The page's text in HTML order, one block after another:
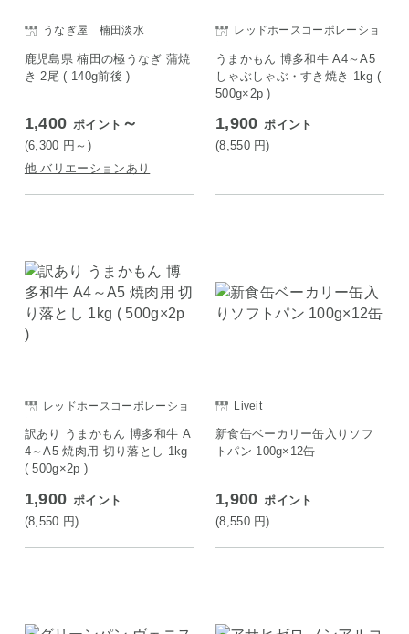
うなぎ屋 楠田淡水
鹿児島県 楠田の極うなぎ 蒲焼
き 2尾 ( 140g前後 )
1,400 ポイント ～
(6,300 円 ～)
他 バリエーションあり
レッドホースコーポレーショ
うまかもん 博多和牛 A4～A5
しゃぶしゃぶ・すき焼き 1kg (
500g×2p )
1,900 ポイント
(8,550 円)
レッドホースコーポレーショ
訳あり うまかもん 博多和牛 A
4～A5 焼肉用 切り落とし 1kg
( 500g×2p )
1,900 ポイント
(8,550 円)
Liveit
新食缶ベーカリー缶入りソフ
トパン 100g×12缶
1,900 ポイント
(8,550 円)